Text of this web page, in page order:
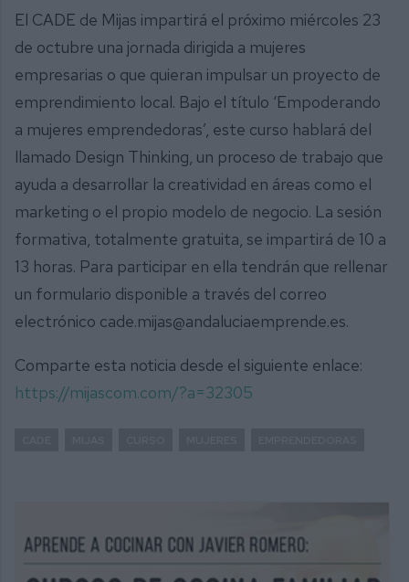
El CADE de Mijas impartirá el próximo miércoles 23
de octubre una jornada dirigida a mujeres
empresarias o que quieran impulsar un proyecto de
emprendimiento local. Bajo el título ‘Empoderando
a mujeres emprendedoras’, este curso hablará del
llamado Design Thinking, un proceso de trabajo que
ayuda a desarrollar la creatividad en áreas como el
marketing o el propio modelo de negocio. La sesión
formativa, totalmente gratuita, se impartirá de 10 a
13 horas. Para participar en ella tendrán que rellenar
un formulario disponible a través del correo
electrónico cade.mijas@andaluciaemprende.es.
Comparte esta noticia desde el siguiente enlace:
https://mijascom.com/?a=32305